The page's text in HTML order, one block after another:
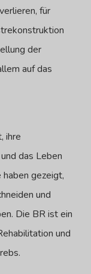
für
der
auf das
ihre
das Leben
haben gezeigt,
und
Die BR ist ein
und